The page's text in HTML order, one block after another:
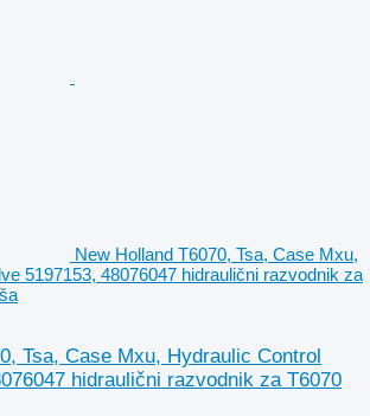
New Holland T6070, Tsa, Case Mxu,
5197153, 48076047 hidraulični razvodnik za
Tsa, Case Mxu, Hydraulic Control
hidraulični razvodnik za T6070